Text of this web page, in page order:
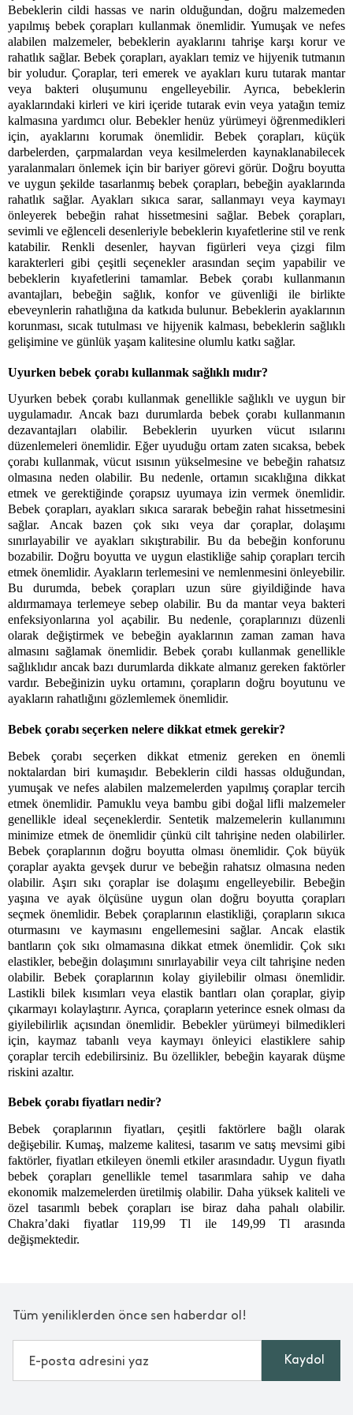
Bebeklerin cildi hassas ve narin olduğundan, doğru malzemeden
yapılmış bebek çorapları kullanmak önemlidir. Yumuşak ve nefes
alabilen malzemeler, bebeklerin ayaklarını tahrişe karşı korur ve
rahatlık sağlar. Bebek çorapları, ayakları temiz ve hijyenik tutmanın
bir yoludur. Çoraplar, teri emerek ve ayakları kuru tutarak mantar
veya bakteri oluşumunu engelleyebilir. Ayrıca, bebeklerin
ayaklarındaki kirleri ve kiri içeride tutarak evin veya yatağın temiz
kalmasına yardımcı olur. Bebekler henüz yürümeyi öğrenmedikleri
için, ayaklarını korumak önemlidir. Bebek çorapları, küçük
darbelerden, çarpmalardan veya kesilmelerden kaynaklanabilecek
yaralanmaları önlemek için bir bariyer görevi görür. Doğru boyutta
ve uygun şekilde tasarlanmış bebek çorapları, bebeğin ayaklarında
rahatlık sağlar. Ayakları sıkıca sarar, sallanmayı veya kaymayı
önleyerek bebeğin rahat hissetmesini sağlar. Bebek çorapları,
sevimli ve eğlenceli desenleriyle bebeklerin kıyafetlerine stil ve renk
katabilir. Renkli desenler, hayvan figürleri veya çizgi film
karakterleri gibi çeşitli seçenekler arasından seçim yapabilir ve
bebeklerin kıyafetlerini tamamlar. Bebek çorabı kullanmanın
avantajları, bebeğin sağlık, konfor ve güvenliği ile birlikte
ebeveynlerin rahatlığına da katkıda bulunur. Bebeklerin ayaklarının
korunması, sıcak tutulması ve hijyenik kalması, bebeklerin sağlıklı
gelişimine ve günlük yaşam kalitesine olumlu katkı sağlar.
Uyurken bebek çorabı kullanmak sağlıklı mıdır?
Uyurken bebek çorabı kullanmak genellikle sağlıklı ve uygun bir
uygulamadır. Ancak bazı durumlarda bebek çorabı kullanmanın
dezavantajları olabilir. Bebeklerin uyurken vücut ısılarını
düzenlemeleri önemlidir. Eğer uyuduğu ortam zaten sıcaksa, bebek
çorabı kullanmak, vücut ısısının yükselmesine ve bebeğin rahatsız
olmasına neden olabilir. Bu nedenle, ortamın sıcaklığına dikkat
etmek ve gerektiğinde çorapsız uyumaya izin vermek önemlidir.
Bebek çorapları, ayakları sıkıca sararak bebeğin rahat hissetmesini
sağlar. Ancak bazen çok sıkı veya dar çoraplar, dolaşımı
sınırlayabilir ve ayakları sıkıştırabilir. Bu da bebeğin konforunu
bozabilir. Doğru boyutta ve uygun elastikliğe sahip çorapları tercih
etmek önemlidir. Ayakların terlemesini ve nemlenmesini önleyebilir.
Bu durumda, bebek çorapları uzun süre giyildiğinde hava
aldırmamaya terlemeye sebep olabilir. Bu da mantar veya bakteri
enfeksiyonlarına yol açabilir. Bu nedenle, çoraplarınızı düzenli
olarak değiştirmek ve bebeğin ayaklarının zaman zaman hava
almasını sağlamak önemlidir. Bebek çorabı kullanmak genellikle
sağlıklıdır ancak bazı durumlarda dikkate almanız gereken faktörler
vardır. Bebeğinizin uyku ortamını, çorapların doğru boyutunu ve
ayakların rahatlığını gözlemlemek önemlidir.
Bebek çorabı seçerken nelere dikkat etmek gerekir?
Bebek çorabı seçerken dikkat etmeniz gereken en önemli
noktalardan biri kumaşıdır. Bebeklerin cildi hassas olduğundan,
yumuşak ve nefes alabilen malzemelerden yapılmış çoraplar tercih
etmek önemlidir. Pamuklu veya bambu gibi doğal lifli malzemeler
genellikle ideal seçeneklerdir. Sentetik malzemelerin kullanımını
minimize etmek de önemlidir çünkü cilt tahrişine neden olabilirler.
Bebek çoraplarının doğru boyutta olması önemlidir. Çok büyük
çoraplar ayakta gevşek durur ve bebeğin rahatsız olmasına neden
olabilir. Aşırı sıkı çoraplar ise dolaşımı engelleyebilir. Bebeğin
yaşına ve ayak ölçüsüne uygun olan doğru boyutta çorapları
seçmek önemlidir. Bebek çoraplarının elastikliği, çorapların sıkıca
oturmasını ve kaymasını engellemesini sağlar. Ancak elastik
bantların çok sıkı olmamasına dikkat etmek önemlidir. Çok sıkı
elastikler, bebeğin dolaşımını sınırlayabilir veya cilt tahrişine neden
olabilir. Bebek çoraplarının kolay giyilebilir olması önemlidir.
Lastikli bilek kısımları veya elastik bantları olan çoraplar, giyip
çıkarmayı kolaylaştırır. Ayrıca, çorapların yeterince esnek olması da
giyilebilirlik açısından önemlidir. Bebekler yürümeyi bilmedikleri
için, kaymaz tabanlı veya kaymayı önleyici elastiklere sahip
çoraplar tercih edebilirsiniz. Bu özellikler, bebeğin kayarak düşme
riskini azaltır.
Bebek çorabı fiyatları nedir?
Bebek çoraplarının fiyatları, çeşitli faktörlere bağlı olarak
değişebilir. Kumaş, malzeme kalitesi, tasarım ve satış mevsimi gibi
faktörler, fiyatları etkileyen önemli etkiler arasındadır. Uygun fiyatlı
bebek çorapları genellikle temel tasarımlara sahip ve daha
ekonomik malzemelerden üretilmiş olabilir. Daha yüksek kaliteli ve
özel tasarımlı bebek çorapları ise biraz daha pahalı olabilir.
Chakra’daki fiyatlar 119,99 Tl ile 149,99 Tl arasında
değişmektedir.
Tüm yeniliklerden önce sen haberdar ol!
Kaydol